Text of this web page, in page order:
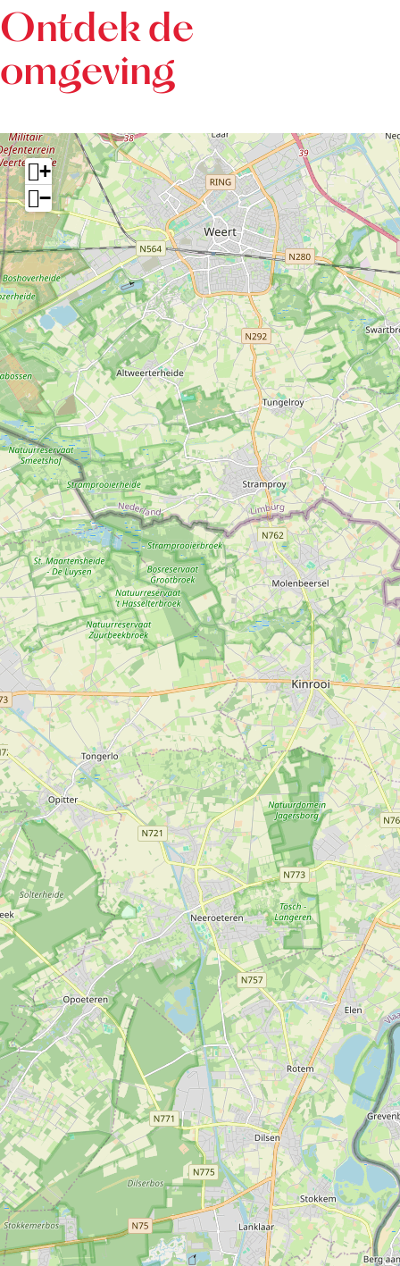
Ontdek de
omgeving
+
−